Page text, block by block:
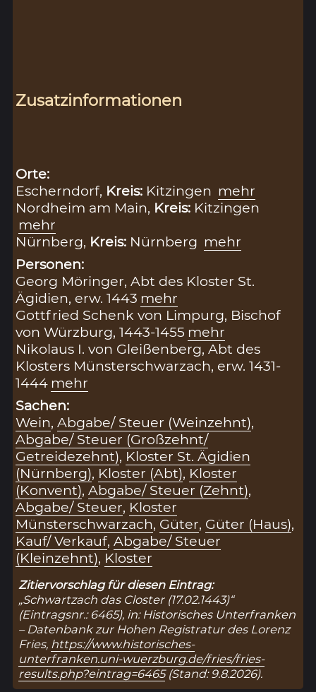
Zusatzinformationen
Orte:
Escherndorf, Kreis: Kitzingen mehr
Nordheim am Main, Kreis: Kitzingen
mehr
Nürnberg, Kreis: Nürnberg mehr
Personen:
Georg Möringer, Abt des Kloster St.
Ägidien, erw. 1443 mehr
Gottfried Schenk von Limpurg, Bischof
von Würzburg, 1443-1455 mehr
Nikolaus I. von Gleißenberg, Abt des
Klosters Münsterschwarzach, erw. 1431-
1444 mehr
Sachen:
Wein,Abgabe/ Steuer (Weinzehnt),
Abgabe/ Steuer (Großzehnt/
Getreidezehnt), Kloster St. Ägidien
(Nürnberg), Kloster (Abt), Kloster
(Konvent),Abgabe/ Steuer (Zehnt),
Abgabe/ Steuer, Kloster
Münsterschwarzach, Güter, Güter (Haus),
Kauf/ Verkauf,Abgabe/ Steuer
(Kleinzehnt), Kloster
Zitiervorschlag für diesen Eintrag:
„Schwartzach das Closter (17.02.1443)“
(Eintragsnr.: 6465), in: Historisches Unterfranken
– Datenbank zur Hohen Registratur des Lorenz
Fries, https://www.historisches-
unterfranken.uni-wuerzburg.de/fries/fries-
results.php?eintrag=6465(Stand: 9.8.2026).